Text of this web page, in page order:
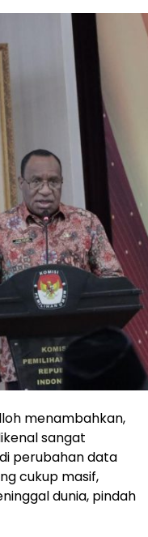
menambahkan,
sangat
perubahan data
cukup masif,
dunia, pindah